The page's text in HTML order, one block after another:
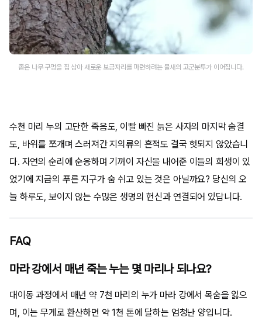
좁은 나무 구멍을 집 삼아 새로운 보금자리를 마련하려는 물새의 고군분투가 이어집니다.
수천 마리 누의 고단한 죽음도, 이빨 빠진 늙은 사자의 마지막 숨결
도, 바위를 쪼개며 스러져간 지의류의 흔적도 결국 헛되지 않았습니
다. 자연의 순리에 순응하며 기꺼이 자신을 내어준 이들의 희생이 있
었기에 지금의 푸른 지구가 숨 쉬고 있는 것은 아닐까요? 당신의 오
늘 하루도, 보이지 않는 수많은 생명의 헌신과 연결되어 있답니다.
FAQ
마라 강에서 매년 죽는 누는 몇 마리나 되나요?
대이동 과정에서 매년 약 7천 마리의 누가 마라 강에서 목숨을 잃으
며, 이는 무게로 환산하면 약 1천 톤에 달하는 엄청난 양입니다.